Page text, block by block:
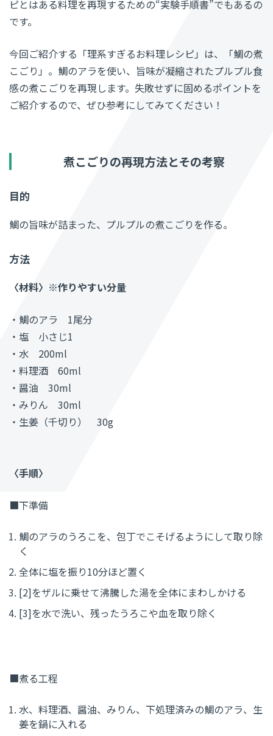
ピとはある料理を再現するための“実験手順書”でもあるの
です。
今回ご紹介する「理系すぎるお料理レシピ」は、「鯛の煮
こごり」。鯛のアラを使い、旨味が凝縮されたプルプル食
感の煮こごりを再現します。失敗せずに固めるポイントを
ご紹介するので、ぜひ参考にしてみてください！
煮こごりの再現方法とその考察
目的
鯛の旨味が詰まった、プルプルの煮こごりを作る。
方法
〈材料〉※作りやすい分量
・鯛のアラ 1尾分
・塩 小さじ1
・水 200ml
・料理酒 60ml
・醤油 30ml
・みりん 30ml
・生姜（千切り） 30g
〈手順〉
■下準備
鯛のアラのうろこを、包丁でこそげるようにして取り除
く
全体に塩を振り10分ほど置く
[2]をザルに乗せて沸騰した湯を全体にまわしかける
[3]を水で洗い、残ったうろこや血を取り除く
■煮る工程
水、料理酒、醤油、みりん、下処理済みの鯛のアラ、生
姜を鍋に入れる